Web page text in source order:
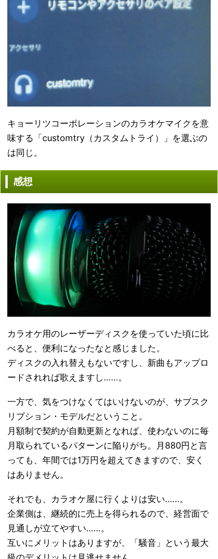
キョーリツコーポレーションのカラオケマイクを意
味する「customtry（カスタムトライ）」を選ぶの
は同じ。
感想
カラオケ用のレーザーディスクを使っていた頃に比
べると、便利になったなと感じました。
ディスクの入れ替えもないですし、新曲もアップロ
ードされれば歌えますし……。
一方で、気をつけなくてはいけないのが、サブスク
リプション・モデルだということ。
月額制で契約が自動更新となれば、使わないのに毎
月取られているパターンに陥りがち。月880円と言
っても、年間では1万円を超えてきますので、安く
はありません。
それでも、カラオケ屋に行くよりは安い……。
企業側は、継続的に売上を得られるので、経営面で
見通しが立てやすい……。
互いにメリットはありますが、「騒音」という最大